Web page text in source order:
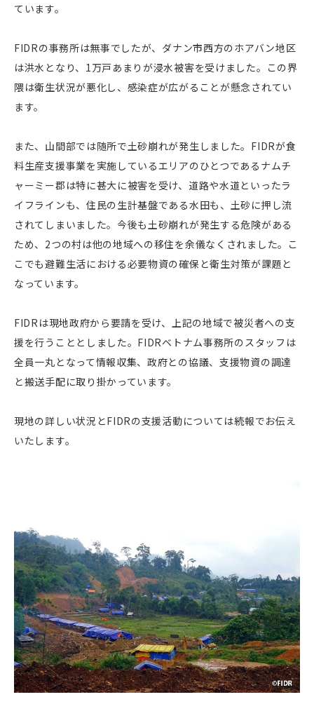
ています。
FIDRの事務所は無事でしたが、ダナン市西方のホアバン地区
は洪水となり、1万戸あまりが浸水被害を受けました。この界
隈は衛生状況が悪化し、感染症が広がることが懸念されてい
ます。
また、山間部では随所で土砂崩れが発生しました。FIDRが食
料生産支援事業を実施しているエリアのひとつであるナムチ
ャーミー郡は特に甚大に被害を受け、道路や水道といったラ
イフラインも、住民の生計基盤である水田も、土砂に押し流
されてしまいました。今後も土砂崩れが発生する危険がある
ため、2つの村は他の地域への移住を余儀なくされました。こ
こでも避難生活における必要物資の確保と衛生対策が課題と
なっています。
FIDRは現地政府から要請を受け、上記の地域で被災者への支
援を行うこととしました。FIDRベトナム事務所のスタッフは
全員一丸となって情報収集、政府との協議、支援物資の調達
と搬送手配に取り掛かっています。
現地の詳しい状況とFIDRの支援活動については続報でお伝え
いたします。